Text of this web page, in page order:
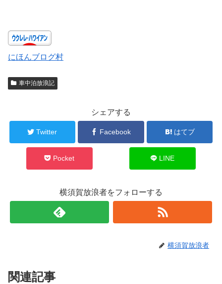
にほんブログ村
車中泊放浪記
シェアする
Twitter Facebook はてブ
Pocket LINE
横須賀放浪者をフォローする
横須賀放浪者
関連記事